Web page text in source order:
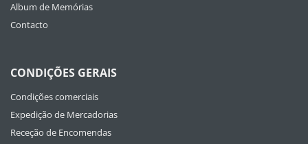
Album de Memórias
Contacto
CONDIÇÕES GERAIS
Condições comerciais
Expedição de Mercadorias
Receção de Encomendas